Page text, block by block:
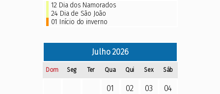
12 Dia dos Namorados
24 Dia de São João
01 Início do inverno
Julho2026
Dom Seg Ter Qua Qui Sex Sáb
01 02 03 04